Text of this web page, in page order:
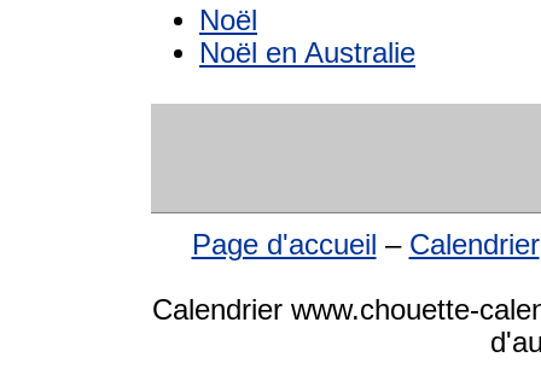
Noël
Noël en Australie
Page d'accueil – Calendrier
Calendrier www.chouette-